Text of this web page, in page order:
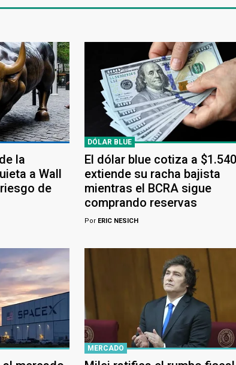
la
a Wall
de
DÓLAR BLUE
El dólar blue cotiza a
extiende su racha bajista
mientras el BCRA sigue
comprando reservas
PorERIC NESICH
MERCADO